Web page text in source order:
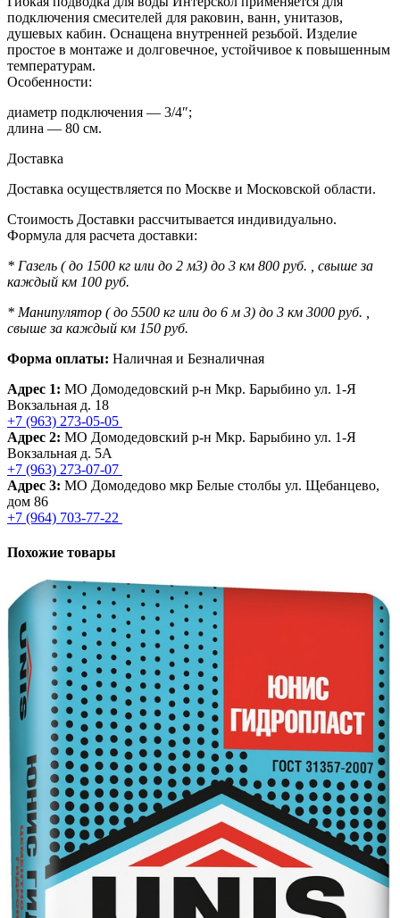
подключения смесителей для раковин, ванн, унитазов,
душевых кабин. Оснащена внутренней резьбой. Изделие
простое в монтаже и долговечное, устойчивое к повышенным
температурам.
Особенности:
диаметр подключения — 3/4″;
длина — 80 см.
Доставка
Доставка осуществляется по Москве и Московской области.
Стоимость Доставки рассчитывается индивидуально.
Формула для расчета доставки:
* Газель ( до 1500 кг или до 2 м3) до 3 км 800 руб. , свыше за
каждый км 100 руб.
* Манипулятор ( до 5500 кг или до 6 м 3) до 3 км 3000 руб. ,
свыше за каждый км 150 руб.
Форма оплаты: Наличная и Безналичная
Адрес 1: МО Домодедовский р-н Мкр. Барыбино ул. 1-Я
Вокзальная д. 18
+7 (963) 273-05-05
Адрес 2: МО Домодедовский р-н Мкр. Барыбино ул. 1-Я
Вокзальная д. 5А
+7 (963) 273-07-07
Адрес 3: МО Домодедово мкр Белые столбы ул. Щебанцево,
дом 86
+7 (964) 703-77-22
Похожие товары